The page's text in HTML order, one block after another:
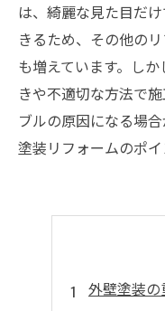
は、綺麗な見た目だ
きるため、その他の
も増えています。し
きや不適切な方法で
ブルの原因になる場
塗装リフォームのポイ
外壁塗装の